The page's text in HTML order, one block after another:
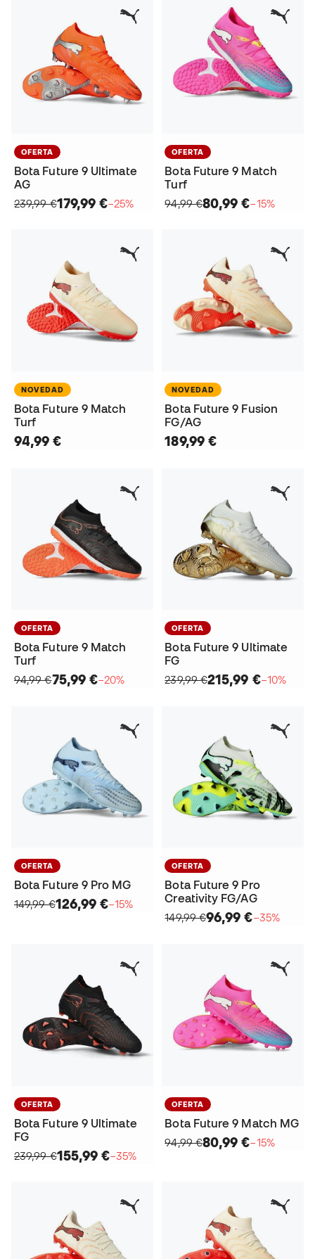
OFERTA
Bota Future 9 Ultimate
AG
239,99 €179,99 €−25%
OFERTA
Bota Future 9 Match
Turf
94,99 €80,99 €−15%
NOVEDAD
Bota Future 9 Match
Turf
94,99 €
NOVEDAD
Bota Future 9 Fusion
FG/AG
189,99 €
OFERTA
Bota Future 9 Match
Turf
94,99 €75,99 €−20%
OFERTA
Bota Future 9 Ultimate
FG
239,99 €215,99 €−10%
OFERTA
Bota Future 9 Pro MG
149,99 €126,99 €−15%
OFERTA
Bota Future 9 Pro
Creativity FG/AG
149,99 €96,99 €−35%
OFERTA
Bota Future 9 Ultimate
FG
239,99 €155,99 €−35%
OFERTA
Bota Future 9 Match MG
94,99 €80,99 €−15%